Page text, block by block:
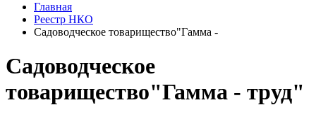
Главная
Реестр НКО
Садоводческое товарищество"Гамма -
Садоводческое
товарищество"Гамма - труд"